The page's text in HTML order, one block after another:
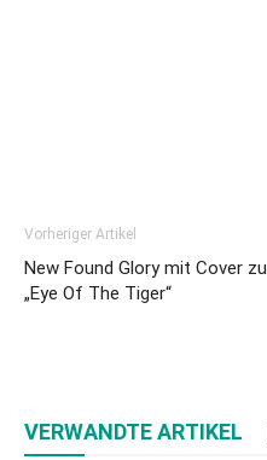
Vorheriger Artikel
New Found Glory mit Cover zu
„Eye Of The Tiger“
VERWANDTE ARTIKEL